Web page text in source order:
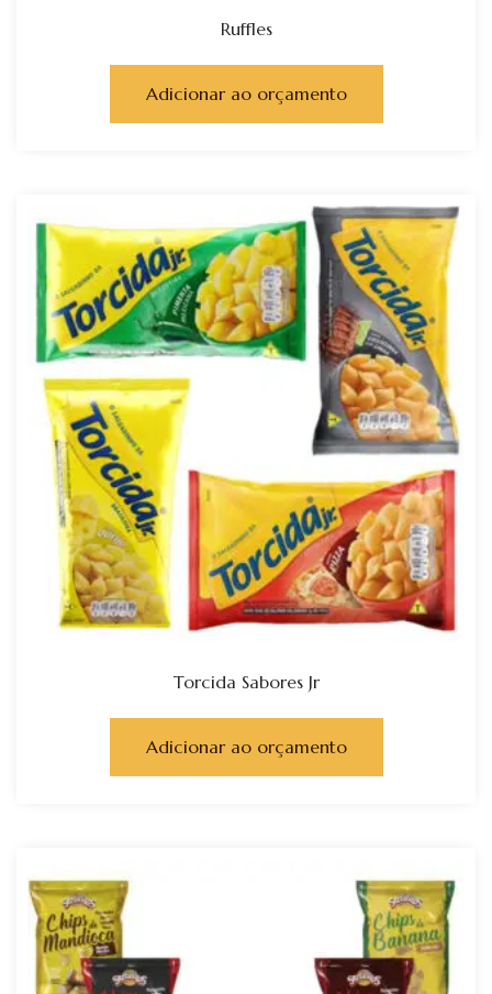
Ruffles
Adicionar ao orçamento
Torcida Sabores Jr
Adicionar ao orçamento